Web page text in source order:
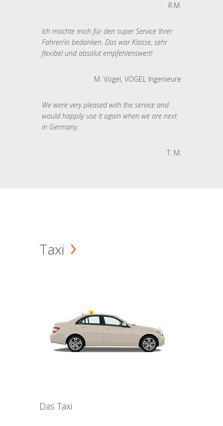
R.M.
Ich möchte mich für den super Service Ihrer
Fahrer/in bedanken. Das war Klasse, sehr
flexibel und absolut empfehlenswert!
M. Vogel, VOGEL Ingenieure
We were very pleased with the service and
would happily use it again when we are next
in Germany.
T. M.
Taxi
Das Taxi